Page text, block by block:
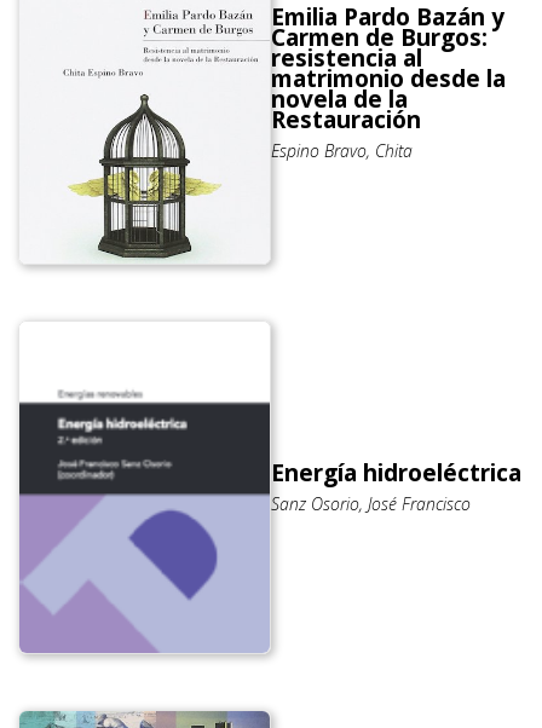
Emilia Pardo Bazán y
Carmen de Burgos:
resistencia al
matrimonio desde la
novela de la
Restauración
Espino Bravo, Chita
Energía hidroeléctrica
Sanz Osorio, José Francisco